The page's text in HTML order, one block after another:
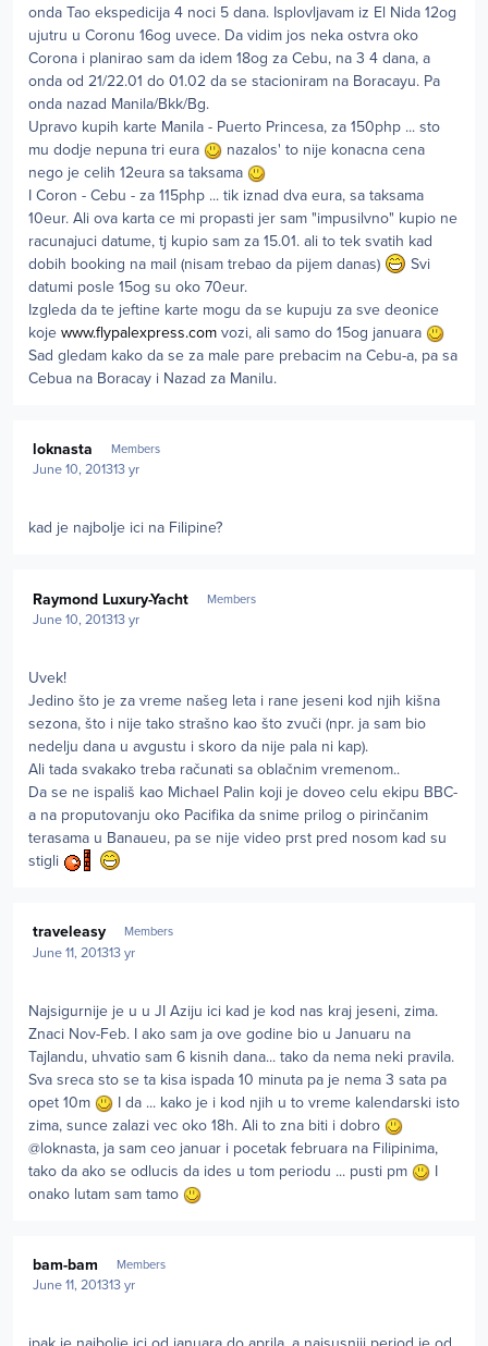
onda Tao ekspedicija 4 noci 5 dana. Isplovljavam iz El Nida 12og
ujutru u Coronu 16og uvece. Da vidim jos neka ostvra oko
Corona i planirao sam da idem 18og za Cebu, na 3 4 dana, a
onda od 21/22.01 do 01.02 da se stacioniram na Boracayu. Pa
onda nazad Manila/Bkk/Bg.
Upravo kupih karte Manila - Puerto Princesa, za 150php ... sto
mu dodje nepuna tri eura
nazalos' to nije konacna cena
nego je celih 12eura sa taksama
I Coron - Cebu - za 115php ... tik iznad dva eura, sa taksama
10eur. Ali ova karta ce mi propasti jer sam "impusilvno" kupio ne
racunajuci datume, tj kupio sam za 15.01. ali to tek svatih kad
dobih booking na mail (nisam trebao da pijem danas)
Svi
datumi posle 15og su oko 70eur.
Izgleda da te jeftine karte mogu da se kupuju za sve deonice
koje www.flypalexpress.com vozi, ali samo do 15og januara
Sad gledam kako da se za male pare prebacim na Cebu-a, pa sa
Cebua na Boracay i Nazad za Manilu.
loknasta Members
June 10, 201313 yr
kad je najbolje ici na Filipine?
Raymond Luxury-Yacht Members
June 10, 201313 yr
Uvek!
Jedino što je za vreme našeg leta i rane jeseni kod njih kišna
sezona, što i nije tako strašno kao što zvuči (npr. ja sam bio
nedelju dana u avgustu i skoro da nije pala ni kap).
Ali tada svakako treba računati sa oblačnim vremenom..
Da se ne ispališ kao Michael Palin koji je doveo celu ekipu BBC-
a na proputovanju oko Pacifika da snime prilog o pirinčanim
terasama u Banaueu, pa se nije video prst pred nosom kad su
stigli
traveleasy Members
June 11, 201313 yr
Najsigurnije je u u JI Aziju ici kad je kod nas kraj jeseni, zima.
Znaci Nov-Feb. I ako sam ja ove godine bio u Januaru na
Tajlandu, uhvatio sam 6 kisnih dana... tako da nema neki pravila.
Sva sreca sto se ta kisa ispada 10 minuta pa je nema 3 sata pa
opet 10m
I da ... kako je i kod njih u to vreme kalendarski isto
zima, sunce zalazi vec oko 18h. Ali to zna biti i dobro
@loknasta, ja sam ceo januar i pocetak februara na Filipinima,
tako da ako se odlucis da ides u tom periodu ... pusti pm
I
onako lutam sam tamo
bam-bam Members
June 11, 201313 yr